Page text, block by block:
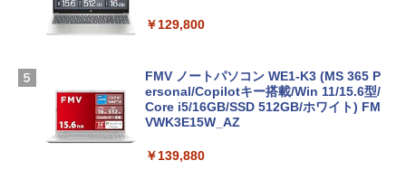
￥129,800
FMV ノートパソコン WE1-K3 (MS 365 P
ersonal/Copilotキー搭載/Win 11/15.6型/
Core i5/16GB/SSD 512GB/ホワイト) FM
VWK3E15W_AZ
￥139,880